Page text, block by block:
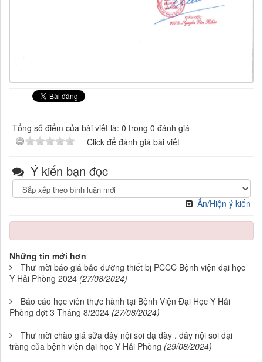
Tổng số điểm của bài viết là: 0 trong 0 đánh giá
Click để đánh giá bài viết
Ý kiến bạn đọc
Ẩn/Hiện ý kiến
Những tin mới hơn
Thư mời báo giá bảo dưỡng thiết bị PCCC Bệnh viện đại học
Y Hải Phòng 2024 (27/08/2024)
Báo cáo học viên thực hành tại Bệnh Viện Đại Học Y Hải
Phòng đợt 3 Tháng 8/2024 (27/08/2024)
Thư mời chào giá sửa dây nội soi dạ dày . dây nội soi đại
tràng của bệnh viện đại học Y Hải Phòng (29/08/2024)